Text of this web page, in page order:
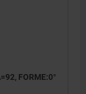
FORME:0°